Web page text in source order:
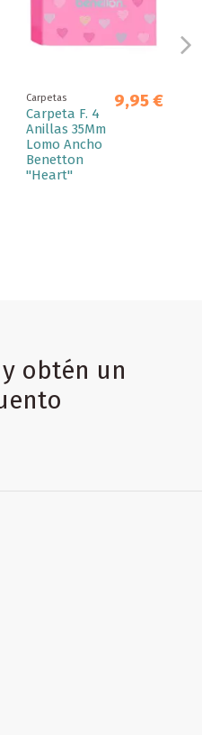
Carpetas
Carpeta F. 4
Anillas 35Mm
Lomo Ancho
Benetton
"Heart"
9,95 €
obtén un